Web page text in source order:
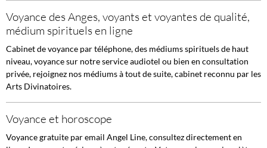
Voyance des Anges, voyants et voyantes de qualité,
médium spirituels en ligne
Cabinet de voyance par téléphone, des médiums spirituels de haut
niveau, voyance sur notre service audiotel ou bien en consultation
privée, rejoignez nos médiums à tout de suite, cabinet reconnu par les
Arts Divinatoires.
Voyance et horoscope
Voyance gratuite par email Angel Line, consultez directement en